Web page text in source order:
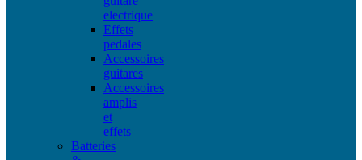
electrique
Effets
pedales
Accessoires
guitares
Accessoires
amplis
et
effets
Batteries